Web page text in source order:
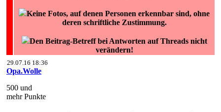
Keine Fotos, auf denen Personen erkennbar sind, ohne
deren schriftliche Zustimmung.
Den Beitrag-Betreff bei Antworten auf Threads nicht
verändern!
29.07.16 18:36
Opa.Wolle
500 und
mehr Punkte